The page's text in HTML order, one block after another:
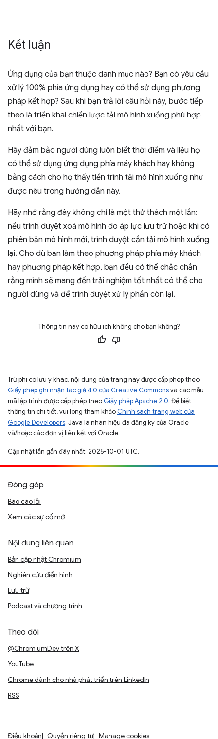
Kết luận
Ứng dụng của bạn thuộc danh mục nào? Bạn có yêu cầu
xử lý 100% phía ứng dụng hay có thể sử dụng phương
pháp kết hợp? Sau khi bạn trả lời câu hỏi này, bước tiếp
theo là triển khai chiến lược tải mô hình xuống phù hợp
nhất với bạn.
Hãy đảm bảo người dùng luôn biết thời điểm và liệu họ
có thể sử dụng ứng dụng phía máy khách hay không
bằng cách cho họ thấy tiến trình tải mô hình xuống như
được nêu trong hướng dẫn này.
Hãy nhớ rằng đây không chỉ là một thử thách một lần:
nếu trình duyệt xoá mô hình do áp lực lưu trữ hoặc khi có
phiên bản mô hình mới, trình duyệt cần tải mô hình xuống
lại. Cho dù bạn làm theo phương pháp phía máy khách
hay phương pháp kết hợp, bạn đều có thể chắc chắn
rằng mình sẽ mang đến trải nghiệm tốt nhất có thể cho
người dùng và để trình duyệt xử lý phần còn lại.
Thông tin này có hữu ích không cho bạn không?
Trừ phi có lưu ý khác, nội dung của trang này được cấp phép theo
Giấy phép ghi nhận tác giả 4.0 của Creative Commonsvà các mẫu
mã lập trình được cấp phép theo Giấy phép Apache 2.0. Để biết
thông tin chi tiết, vui lòng tham khảo Chính sách trang web của
Google Developers. Java là nhãn hiệu đã đăng ký của Oracle
và/hoặc các đơn vị liên kết với Oracle.
Cập nhật lần gần đây nhất: 2025-10-01 UTC.
Đóng góp
Báo cáo lỗi
Xem các sự cố mở
Nội dung liên quan
Bản cập nhật Chromium
Nghiên cứu điển hình
Lưu trữ
Podcast và chương trình
Theo dõi
@ChromiumDev trên X
YouTube
Chrome dành cho nhà phát triển trên LinkedIn
RSS
Điều khoản Quyền riêng tư Manage cookies